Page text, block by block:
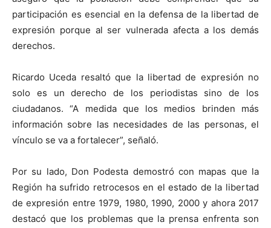
participación es esencial en la defensa de la libertad de
expresión porque al ser vulnerada afecta a los demás
derechos.
Ricardo Uceda resaltó que la libertad de expresión no
solo es un derecho de los periodistas sino de los
ciudadanos. “A medida que los medios brinden más
información sobre las necesidades de las personas, el
vínculo se va a fortalecer”, señaló.
Por su lado, Don Podesta demostró con mapas que la
Región ha sufrido retrocesos en el estado de la libertad
de expresión entre 1979, 1980, 1990, 2000 y ahora 2017
destacó que los problemas que la prensa enfrenta son